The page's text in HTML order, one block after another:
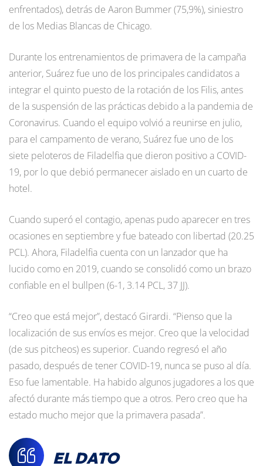
enfrentados), detrás de Aaron Bummer (75,9%), siniestro
de los Medias Blancas de Chicago.
Durante los entrenamientos de primavera de la campaña
anterior, Suárez fue uno de los principales candidatos a
integrar el quinto puesto de la rotación de los Filis, antes
de la suspensión de las prácticas debido a la pandemia de
Coronavirus. Cuando el equipo volvió a reunirse en julio,
para el campamento de verano, Suárez fue uno de los
siete peloteros de Filadelfia que dieron positivo a COVID-
19, por lo que debió permanecer aislado en un cuarto de
hotel.
Cuando superó el contagio, apenas pudo aparecer en tres
ocasiones en septiembre y fue bateado con libertad (20.25
PCL). Ahora, Filadelfia cuenta con un lanzador que ha
lucido como en 2019, cuando se consolidó como un brazo
confiable en el bullpen (6-1, 3.14 PCL, 37 JJ).
“Creo que está mejor”, destacó Girardi. “Pienso que la
localización de sus envíos es mejor. Creo que la velocidad
(de sus pitcheos) es superior. Cuando regresó el año
pasado, después de tener COVID-19, nunca se puso al día.
Eso fue lamentable. Ha habido algunos jugadores a los que
afectó durante más tiempo que a otros. Pero creo que ha
estado mucho mejor que la primavera pasada”.
EL DATO